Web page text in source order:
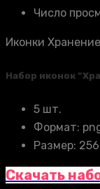
Число
Иконки Хранение
Набор иконок
5 шт.
Формат:
Размер:
Скачать